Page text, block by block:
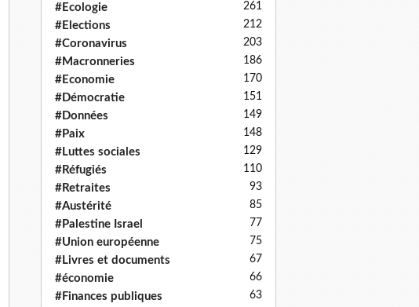
#Ecologie 261
#Elections 212
#Coronavirus 203
#Macronneries 186
#Economie 170
#Démocratie 151
#Données 149
#Paix 148
#Luttes sociales 129
#Réfugiés 110
#Retraites 93
#Austérité 85
#Palestine Israel 77
#Union européenne 75
#Livres et documents 67
#économie 66
#Finances publiques 63